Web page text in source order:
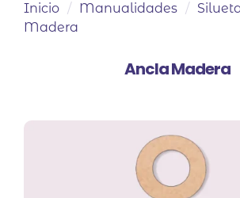
Inicio / Manualidades /
Madera
Ancla Madera